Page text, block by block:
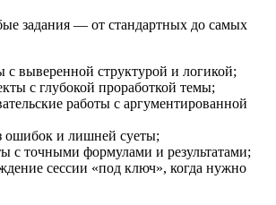
задания — от стандартных до самых
выверенной структурой и логикой;
с глубокой проработкой темы;
работы с аргументированной
ошибок и лишней суеты;
с точными формулами и результатами;
сессии «под ключ», когда нужно